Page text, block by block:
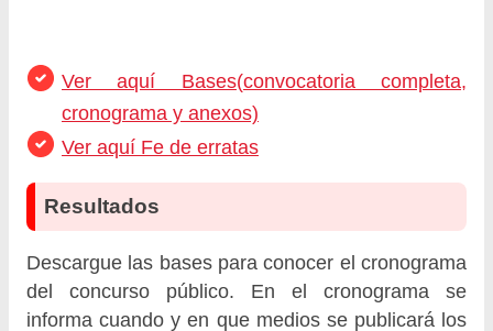
Ver aquí Bases(convocatoria completa,
cronograma y anexos)
Ver aquí Fe de erratas
Resultados
Descargue las bases para conocer el cronograma
del concurso público. En el cronograma se
informa cuando y en que medios se publicará los